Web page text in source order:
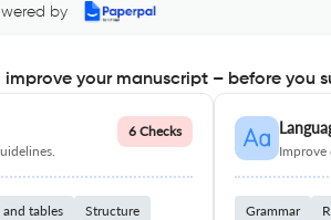
by
your manuscript – before you
6 Checks
and tables Structure
Improve
Grammar